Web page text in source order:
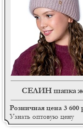
СЕЛИН шапка
Розничная цена 3 600
Узнать оптовую цену